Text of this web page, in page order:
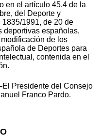
en el artículo 45.4 de la
del Deporte y
1991, de 20 de
deportivas españolas,
de los
de Deportes para
contenida en el
Presidente del Consejo
Franco Pardo.